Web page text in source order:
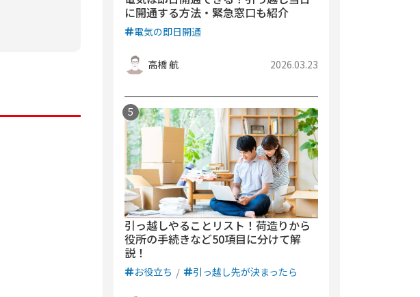
に開通する方法・緊急窓口も紹介
電気の即日開通
高橋 航 2026.03.23
引っ越しやることリスト！荷造りから
役所の手続きなど50項目に分けて解
説！
お役立ち 引っ越し先が決まったら